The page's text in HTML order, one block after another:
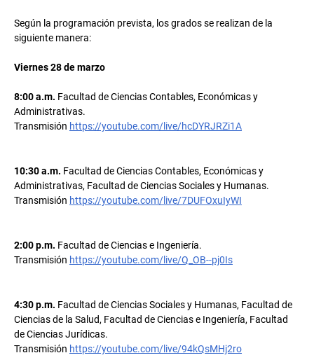
Según la programación prevista, los grados se realizan de la
siguiente manera:
Viernes 28 de marzo
8:00 a.m. Facultad de Ciencias Contables, Económicas y
Administrativas.
Transmisión https://youtube.com/live/hcDYRJRZi1A
10:30 a.m. Facultad de Ciencias Contables, Económicas y
Administrativas, Facultad de Ciencias Sociales y Humanas.
Transmisión https://youtube.com/live/7DUFOxuIyWI
2:00 p.m. Facultad de Ciencias e Ingeniería.
Transmisión https://youtube.com/live/Q_OB--pj0Is
4:30 p.m. Facultad de Ciencias Sociales y Humanas, Facultad de
Ciencias de la Salud, Facultad de Ciencias e Ingeniería, Facultad
de Ciencias Jurídicas.
Transmisión https://youtube.com/live/94kQsMHj2ro